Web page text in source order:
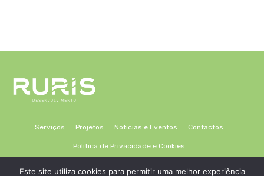
Serviços Projetos Notícias e Eventos Contactos
Política de Privacidade e Cookies
Este site utiliza cookies para permitir uma melhor experiência